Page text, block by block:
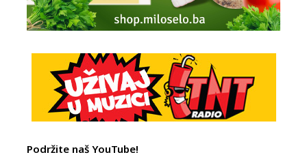
Podržite naš YouTube!